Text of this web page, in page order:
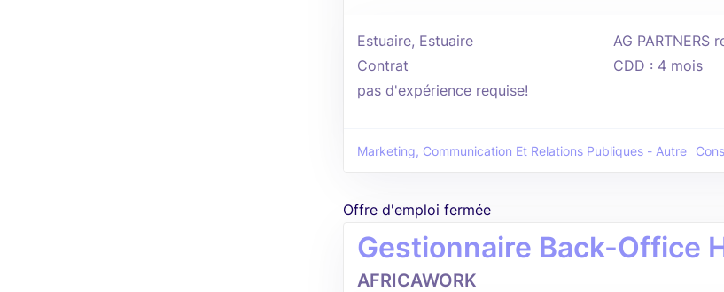
Estuaire, Estuaire
Contrat
pas d'expérience requise!
AG
CDD : 4 mois
Marketing, Communication Et Relations Publiques - Autre
Offre d'emploi fermée
Gestionnaire Back-Office
AFRICAWORK